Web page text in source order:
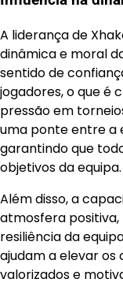
A liderança de
dinâmica e moral
sentido de
jogadores, o que é
pressão em
uma ponte entre a
garantindo que
objetivos da equipa.
Além disso, a
atmosfera positiva,
resiliência da
ajudam a elevar
valorizados e